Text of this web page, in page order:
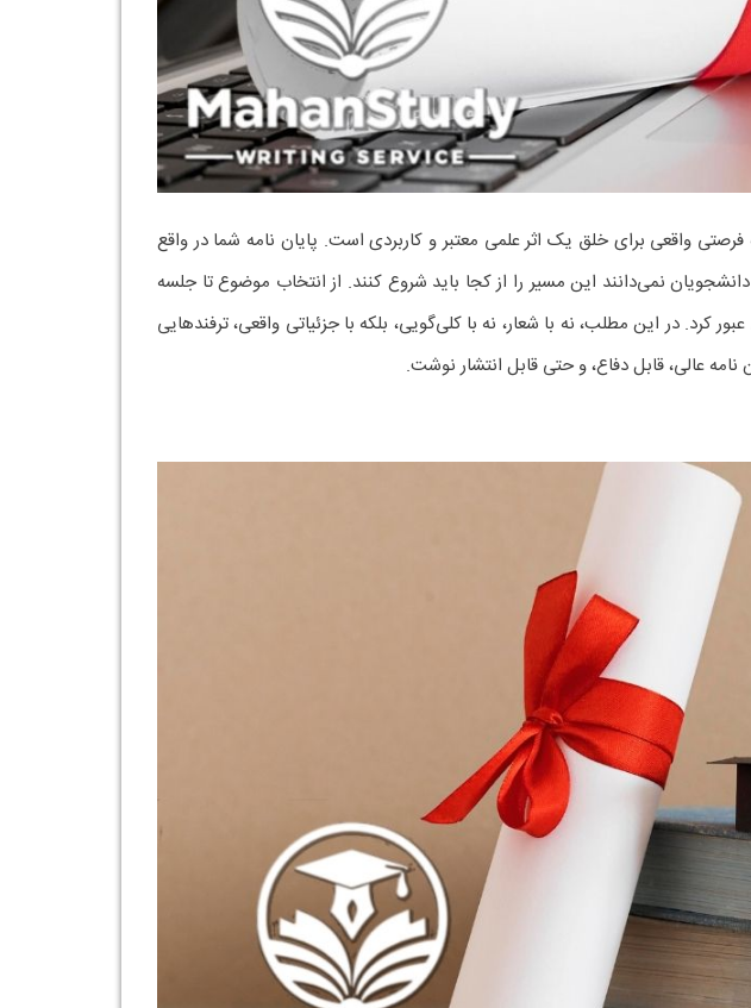
واقعی برای خلق یک اثر علمی معتبر و کاربردی است. پایان نامه‌ شما در واقع
نمی‌دانند این مسیر را از کجا باید شروع کنند. از انتخاب موضوع تا جلسه
کرد. در این مطلب، نه با شعار، نه با کلی‌گویی، بلکه با جزئیاتی واقعی، ترفندهایی
عالی، قابل دفاع، و حتی قابل انتشار نوشت.